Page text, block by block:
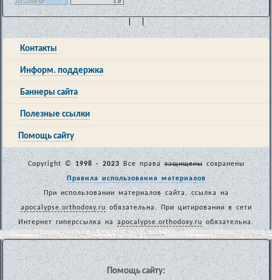
| |
Контакты
Информ. поддержка
Баннеры сайта
Полезные ссылки
Помощь сайту
Copyright © 1998 - 2023 Все правазащищенысохранены
Правила использования материалов
При использовании материалов сайта, ссылка на
apocalypse.orthodoxy.ruобязательна. При цитировании в сети
Интернет гиперссылка наapocalypse.orthodoxy.ru обязательна.
Помощь сайту: